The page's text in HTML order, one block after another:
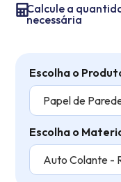
Calcule a
necessária
Escolha o
Escolha o